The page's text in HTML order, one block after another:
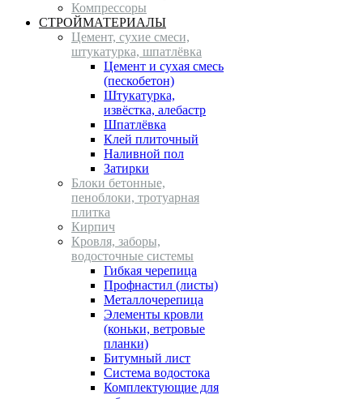
Компрессоры
СТРОЙМАТЕРИАЛЫ
Цемент, сухие смеси,
штукатурка, шпатлёвка
Цемент и сухая смесь
(пескобетон)
Штукатурка,
извёстка, алебастр
Шпатлёвка
Клей плиточный
Наливной пол
Затирки
Блоки бетонные,
пеноблоки, тротуарная
плитка
Кирпич
Кровля, заборы,
водосточные системы
Гибкая черепица
Профнастил (листы)
Металлочерепица
Элементы кровли
(коньки, ветровые
планки)
Битумный лист
Система водостока
Комплектующие для